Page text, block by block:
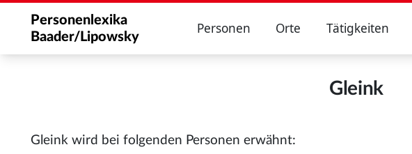
Personenlexika
Baader/Lipowsky
Personen Orte Tätigkeiten
Gleink
Gleink wird bei folgenden Personen erwähnt: